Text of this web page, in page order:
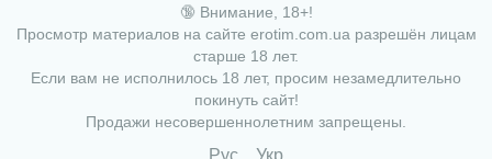
🔞 Внимание, 18+!
Просмотр материалов на сайте erotim.com.ua разрешён лицам
старше 18 лет.
Если вам не исполнилось 18 лет, просим незамедлительно
покинуть сайт!
Продажи несовершеннолетним запрещены.
Рус Укр